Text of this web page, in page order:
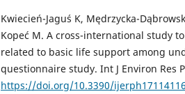
Kwiecień-Jaguś K, Mędrzycka-
Kopeć M. A cross-international study
related to basic life support among
questionnaire study. Int J Environ Res
https://doi.org/10.3390/ijerph17114116